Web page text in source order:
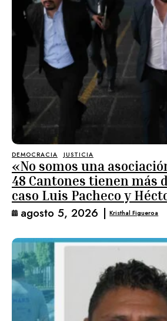
DEMOCRACIA JUSTICIA
«No somos una
48 Cantones tienen más
caso Luis Pacheco y
agosto 5, 2026 | Kristhal Figueroa